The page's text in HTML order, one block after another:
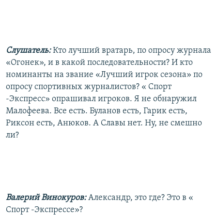
Слушатель: Кто лучший вратарь, по опросу журнала
«Огонек», и в какой последовательности? И кто
номинанты на звание «Лучший игрок сезона» по
опросу спортивных журналистов? « Спорт
-Экспресс» опрашивал игроков. Я не обнаружил
Малофеева. Все есть. Буланов есть, Гарик есть,
Риксон есть, Анюков. А Славы нет. Ну, не смешно
ли?
Валерий Винокуров: Александр, это где? Это в «
Спорт -Экспрессе»?